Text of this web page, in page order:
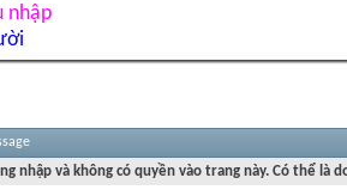
nhập
nhập và không có quyền vào trang này. Có thể là